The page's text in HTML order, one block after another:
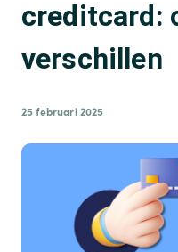
creditcard:
verschillen
25 februari 2025